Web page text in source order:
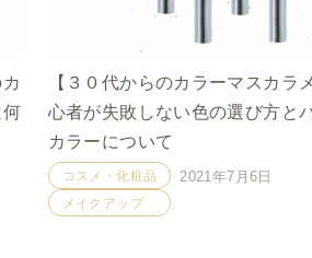
【３０代からのカラーマスカラ
心者が失敗しない色の選び方と
カラーについて
コスメ・化粧品
メイクアップ
2021年7月6日